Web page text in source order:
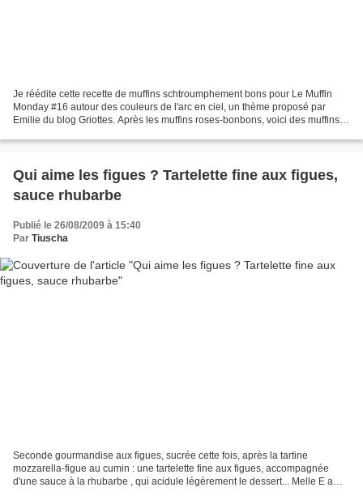
Je réédite cette recette de muffins schtroumphement bons pour Le Muffin
Monday #16 autour des couleurs de l'arc en ciel, un thème proposé par
Emilie du blog Griottes. Après les muffins roses-bonbons, voici des muffins
Qui aime les figues ? Tartelette fine aux figues,
sauce rhubarbe
Publié le 26/08/2009 à 15:40
Par Tiuscha
Seconde gourmandise aux figues, sucrée cette fois, après la tartine
mozzarella-figue au cumin : une tartelette fine aux figues, accompagnée
d'une sauce à la rhubarbe , qui acidule légèrement le dessert... Melle E a